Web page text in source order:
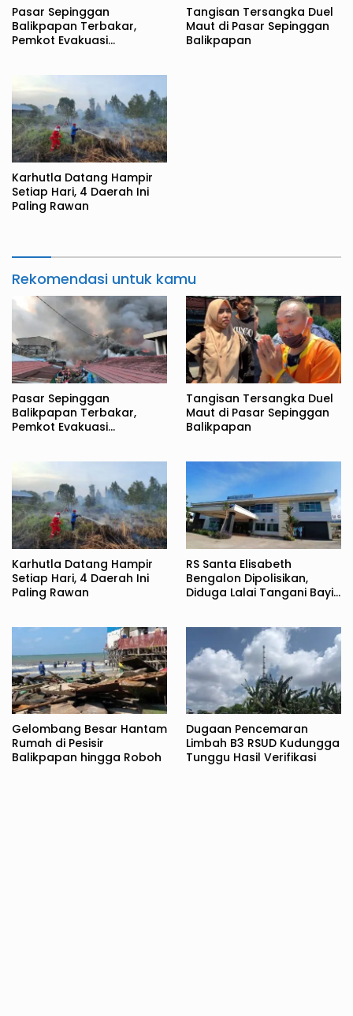
Pasar Sepinggan
Balikpapan Terbakar,
Pemkot Evakuasi
Tangisan Tersangka Duel
Maut di Pasar Sepinggan
Balikpapan
Karhutla Datang Hampir
Setiap Hari, 4 Daerah Ini
Paling Rawan
Rekomendasi untuk kamu
Pasar Sepinggan
Balikpapan Terbakar,
Pemkot Evakuasi
Tangisan Tersangka Duel
Maut di Pasar Sepinggan
Balikpapan
Karhutla Datang Hampir
Setiap Hari, 4 Daerah Ini
Paling Rawan
RS Santa Elisabeth
Bengalon Dipolisikan,
Diduga Lalai Tangani Bayi
Gelombang Besar Hantam
Rumah di Pesisir
Balikpapan hingga Roboh
Dugaan Pencemaran
Limbah B3 RSUD Kudungga
Tunggu Hasil Verifikasi